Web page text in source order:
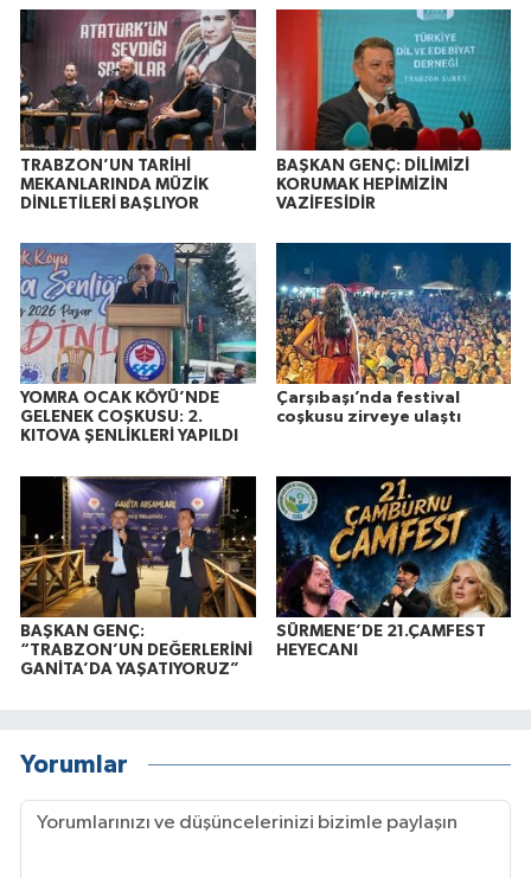
TRABZON’UN TARİHİ
MEKANLARINDA MÜZİK
DİNLETİLERİ BAŞLIYOR
BAŞKAN GENÇ: DİLİMİZİ
KORUMAK HEPİMİZİN
VAZİFESİDİR
YOMRA OCAK KÖYÜ’NDE
GELENEK COŞKUSU: 2.
KITOVA ŞENLİKLERİ YAPILDI
Çarşıbaşı’nda festival
coşkusu zirveye ulaştı
BAŞKAN GENÇ:
“TRABZON’UN DEĞERLERİNİ
GANİTA’DA YAŞATIYORUZ”
SÜRMENE’DE 21.ÇAMFEST
HEYECANI
Yorumlar